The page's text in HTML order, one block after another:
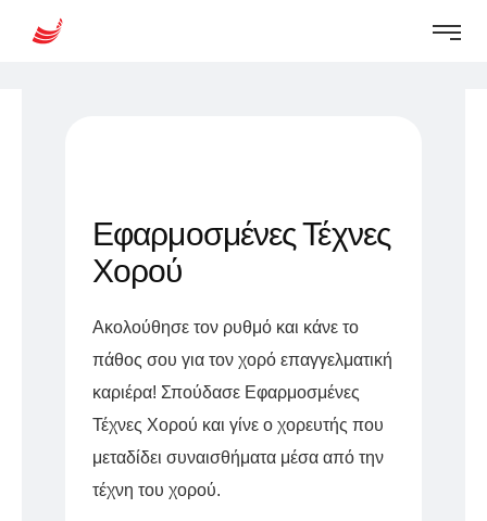
Εφαρμοσμένες Τέχνες
Χορού
Ακολούθησε τον ρυθμό και κάνε το
πάθος σου για τον χορό επαγγελματική
καριέρα! Σπούδασε Εφαρμοσμένες
Τέχνες Χορού και γίνε ο χορευτής που
μεταδίδει συναισθήματα μέσα από την
τέχνη του χορού.